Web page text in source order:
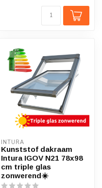
INTURA
Kunststof dakraam
Intura IGOV N21 78x98
cm triple glas
zonwerend☀️